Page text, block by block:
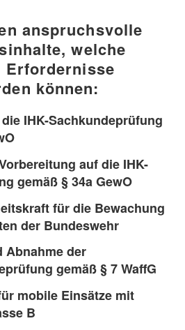
anspruchsvolle
welche
Erfordernisse
können:
IHK-Sachkundeprüfung
auf die IHK-
gemäß § 34a GewO
für die Bewachung
der Bundeswehr
Abnahme der
gemäß § 7 WaffG
mobile Einsätze mit
B